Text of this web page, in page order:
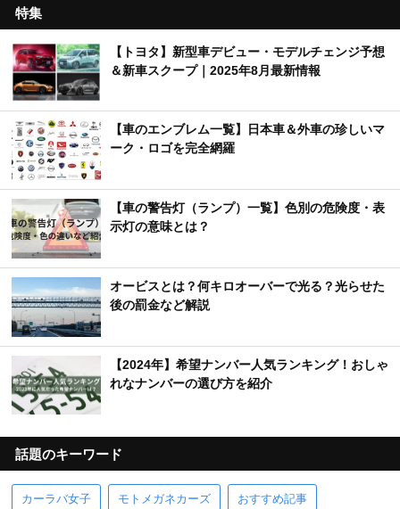
特集
【トヨタ】新型車デビュー・モデルチェンジ予想
＆新車スクープ｜2025年8月最新情報
【車のエンブレム一覧】日本車＆外車の珍しいマ
ーク・ロゴを完全網羅
【車の警告灯（ランプ）一覧】色別の危険度・表
示灯の意味とは？
オービスとは？何キロオーバーで光る？光らせた
後の罰金など解説
【2024年】希望ナンバー人気ランキング！おしゃ
れなナンバーの選び方を紹介
話題のキーワード
カーラバ女子 モトメガネカーズ おすすめ記事